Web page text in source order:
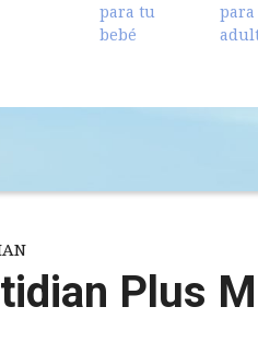
para tu
bebé
para
Plus